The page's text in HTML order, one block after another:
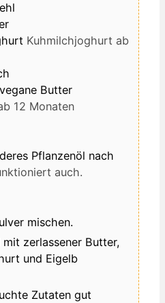
Kuhmilchjoghurt ab
Butter
12 Monaten
Pflanzenöl nach
auch.
mischen.
zerlassener Butter,
und Eigelb
Zutaten gut